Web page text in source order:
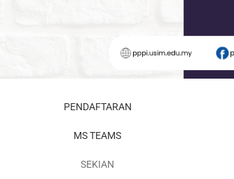
PENDAFTARAN
MS TEAMS
SEKIAN